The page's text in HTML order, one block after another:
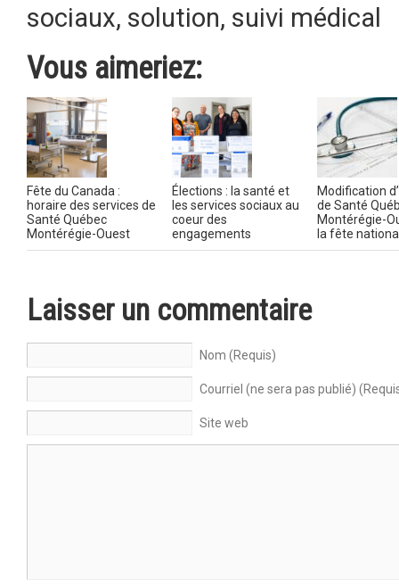
sociaux, solution, suivi médical
Vous aimeriez:
Fête du Canada :
horaire des services de
Santé Québec
Montérégie-Ouest
Élections : la santé et
les services sociaux au
coeur des
engagements
Modification
de Santé
Montérégie-
la fête
Laisser un commentaire
Nom (Requis)
Courriel (ne sera pas publié)
Site web